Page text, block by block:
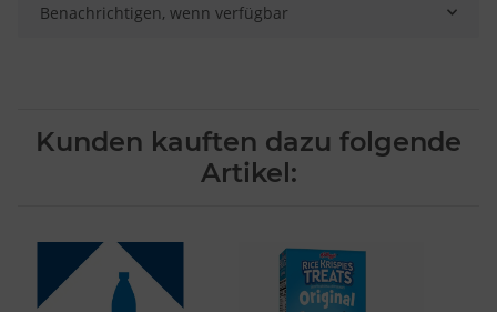
Benachrichtigen, wenn verfügbar
Kunden kauften dazu folgende
Artikel: